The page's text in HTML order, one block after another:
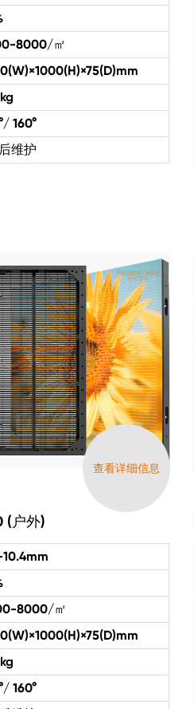
8000/㎡
160°
维护
查看详细信息
(户外)
8000/㎡
160°